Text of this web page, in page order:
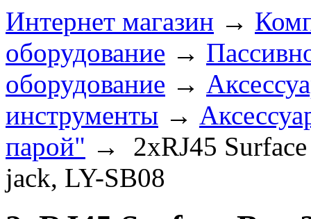
Интернет магазин →
оборудование →
оборудование →
инструменты →
парой" →
2xRJ45
jack, LY-SB08